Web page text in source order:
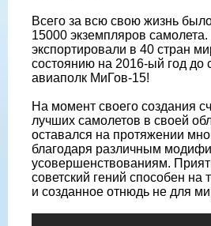
Всего за всю свою жизнь
15000 экземпляров самолета.
экспортировали в 40 стран
состоянию на 2016-ый год до
авиаполк МиГов-15!
На момент своего создания
лучших самолетов в своей
оставался на протяжении
благодаря различным
усовершенствованиям.
советский гений способен на
и созданное отнюдь не для